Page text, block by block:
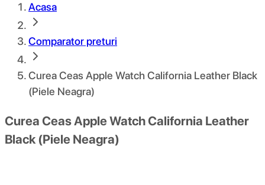
Acasa
Comparator preturi
Curea Ceas Apple Watch California Leather Black
(Piele Neagra)
Curea Ceas Apple Watch California Leather
Black (Piele Neagra)